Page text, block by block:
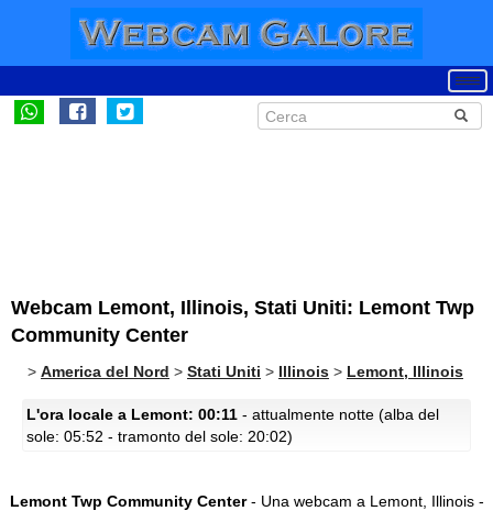
Webcam Lemont, Illinois, Stati Uniti: Lemont Twp
Community Center
> America del Nord > Stati Uniti > Illinois > Lemont, Illinois
L'ora locale a Lemont: 00:11 - attualmente notte (alba del
sole: 05:52 - tramonto del sole: 20:02)
Lemont Twp Community Center- Una webcam a Lemont, Illinois -